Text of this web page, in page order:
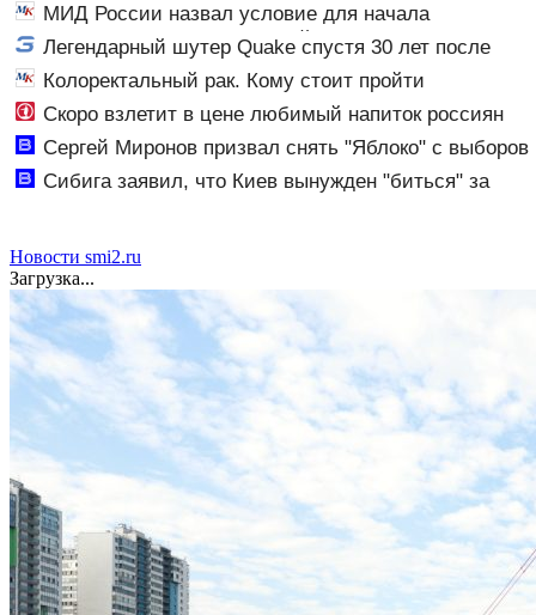
МИД России назвал условие для начала
переговоров о мире с Украиной
Легендарный шутер Quake спустя 30 лет после
выхода получил новое дополнение от разработчиков
Wolfenstein
Колоректальный рак. Кому стоит пройти
обследование и как современные технологии
помогают победить недуг?
Скоро взлетит в цене любимый напиток россиян
Сергей Миронов призвал снять "Яблоко" с выборов
- Новости на Вести.ru
Сибига заявил, что Киев вынужден "биться" за
Новости smi2.ru
Загрузка...